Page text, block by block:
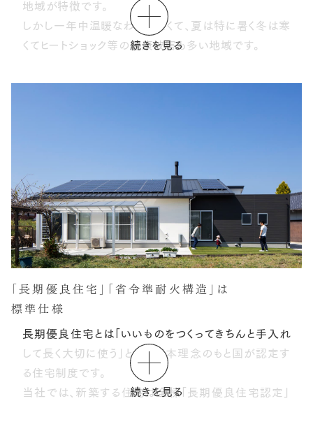
続きを見る
地域が特徴です。
しかし一年中温暖なわけでなくて、夏は特に暑く冬は寒
くてヒートショック等の健康被害も多い地域です。
地域特性を読み取り、パッシブデザイン設計や、香川特
続きを見る
「長期優良住宅」
「省令準耐火構造」は
標準仕様
長期優良住宅とは「いいものをつくってきちんと手入れ
して長く大切に使う」
という基本理念のもと国が認定す
る住宅制度です。
当社では、新築する住宅は全棟「長期優良住宅認定」